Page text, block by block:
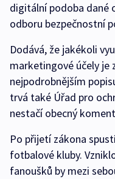
digitální podoba dané
odboru bezpečnostní
Dodává, že jakékoli
marketingové účely je
nejpodrobnějším
trvá také Úřad pro
nestačí obecný
Po přijetí zákona
fotbalové kluby.
fanoušků by mezi